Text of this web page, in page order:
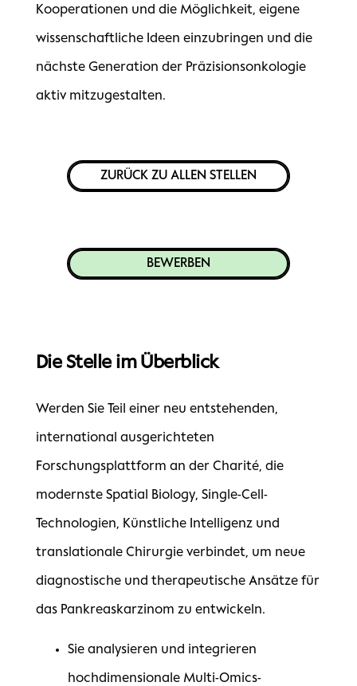
Kooperationen und die Möglichkeit, eigene
wissenschaftliche Ideen einzubringen und die
nächste Generation der Präzisionsonkologie
aktiv mitzugestalten.
ZURÜCK ZU ALLEN STELLEN
BEWERBEN
Die Stelle im Überblick
Werden Sie Teil einer neu entstehenden,
international ausgerichteten
Forschungsplattform an der Charité, die
modernste Spatial Biology, Single-Cell-
Technologien, Künstliche Intelligenz und
translationale Chirurgie verbindet, um neue
diagnostische und therapeutische Ansätze für
das Pankreaskarzinom zu entwickeln.
Sie analysieren und integrieren
hochdimensionale Multi-Omics-